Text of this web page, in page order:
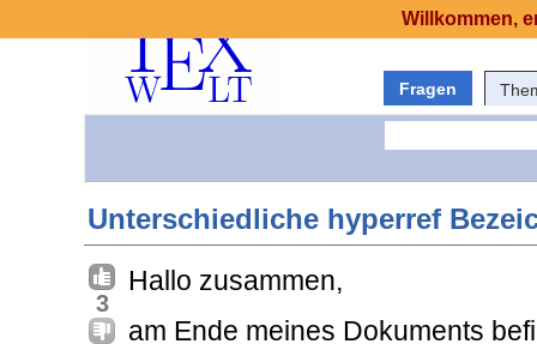
Fragen
Unterschiedliche hyperref
3
Hallo zusammen,
am Ende meines Dokuments
Willkommen,